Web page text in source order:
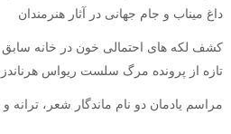
داغ میناب و جام جهانی در آثار هنرمندان
کشف لکه های احتمالی خون در خانه سابق
تازه از پرونده مرگ سلست ریواس هرناندز
مراسم یادمان دو نام ماندگار شعر، ترانه